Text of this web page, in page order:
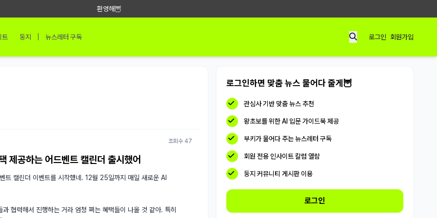
환영해🦉
트 둥지 뉴스레터 구독 로그인 회원가입
조회수 47
공하는 어드벤트 캘린더 출시했어
캘린더 이벤트를 시작했네. 12월 25일까지 매일 새로운 AI
력해서 진행하는 거라 엄청 쩌는 혜택들이 나올 것 같아. 특히
로그인하면 맞춤 뉴스 물어다 줄게🦉
관심사 기반 맞춤 뉴스 추천
왕초보를 위한 AI 입문 가이드북 제공
부키가 물어다 주는 뉴스레터 구독
회원 전용 인사이트 칼럼 열람
둥지 커뮤니티 게시판 이용
로그인